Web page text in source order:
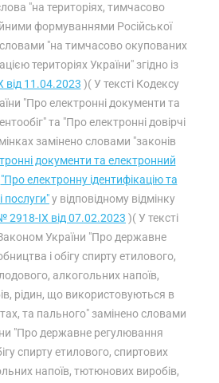
"на територіях, тимчасово
формуваннями Російської
словами "на тимчасово окупованих
територіях України" згідно із
від 11.04.2023 )( У тексті Кодексу
"Про електронні документи та
та "Про електронні довірчі
замінено словами "законів
документи та електронний
"Про електронну ідентифікацію та
послуги"у відповідному відмінку
2918-IX від 07.02.2023 )( У тексті
України "Про державне
і обігу спирту етилового,
алкогольних напоїв,
рідин, що використовуються в
та пального" замінено словами
"Про державне регулювання
спирту етилового, спиртових
напоїв, тютюнових виробів,